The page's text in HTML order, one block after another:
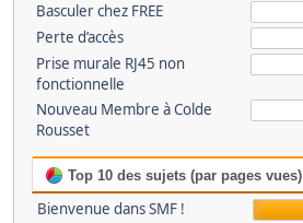
Basculer chez FREE
Perte d’accès
Prise murale RJ45 non
fonctionnelle
Nouveau Membre à Colde
Rousset
Top 10 des sujets (par pages vues)
Bienvenue dans SMF !